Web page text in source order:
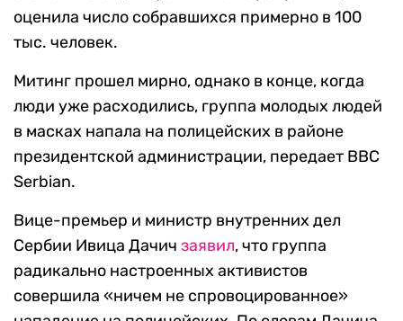
оценила число собравшихся примерно в 100
тыс. человек.
Митинг прошел мирно, однако в конце, когда
люди уже расходились, группа молодых людей
в масках напала на полицейских в районе
президентской администрации, передает ВВС
Serbian.
Вице-премьер и министр внутренних дел
Сербии Ивица Дачич заявил, что группа
радикально настроенных активистов
совершила «ничем не спровоцированное»